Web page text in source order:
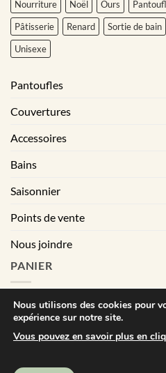
Nourriture
Noël Ours
Pâtisserie
Renard Sortie de bain
Unisexe
Pantoufles
Couvertures
Accessoires
Bains
Saisonnier
Points de vente
Nous joindre
PANIER
Conditions générales de vente
Nous utilisons des cookies pour
expérience sur notre site.
Vous pouvez en savoir plus en